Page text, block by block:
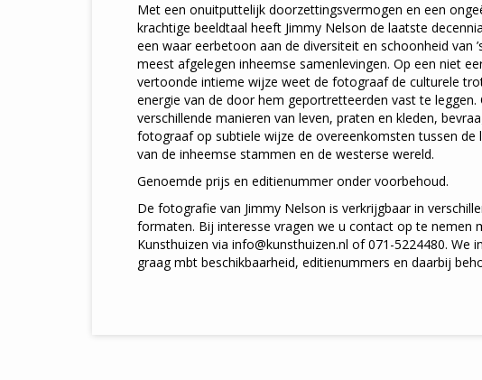
Met een onuitputtelijk doorzettingsvermogen en een
krachtige beeldtaal heeft Jimmy Nelson de laatste
een waar eerbetoon aan de diversiteit en schoonheid van
meest afgelegen inheemse samenlevingen. Op een niet
vertoonde intieme wijze weet de fotograaf de culturele
energie van de door hem geportretteerden vast te leggen.
verschillende manieren van leven, praten en kleden,
fotograaf op subtiele wijze de overeenkomsten tussen de
van de inheemse stammen en de westerse wereld.
Genoemde prijs en editienummer onder voorbehoud.
De fotografie van Jimmy Nelson is verkrijgbaar in
formaten. Bij interesse vragen we u contact op te nemen
Kunsthuizen via info@kunsthuizen.nl of 071-5224480. We
graag mbt beschikbaarheid, editienummers en daarbij